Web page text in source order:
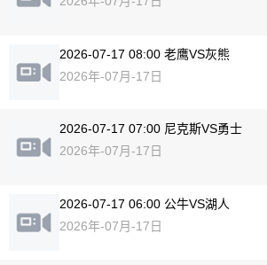
2026-07-17 08:00 老鹰VS灰熊
2026年-07月-17日
2026-07-17 07:00 尼克斯VS勇士
2026年-07月-17日
2026-07-17 06:00 公牛VS湖人
2026年-07月-17日